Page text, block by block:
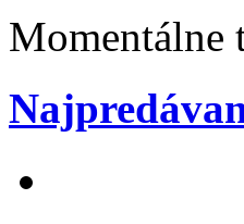
Momentálne